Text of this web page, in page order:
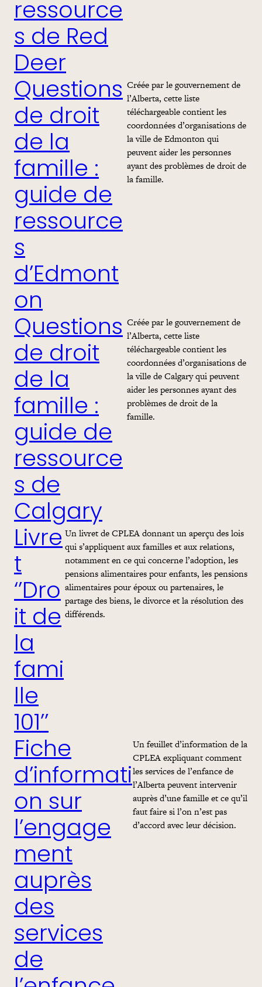
ressource
s de Red
Deer
Questions
de droit
de la
famille :
guide de
ressource
s
d’Edmont
on
Créée par le gouvernement de
l’Alberta, cette liste
téléchargeable contient les
coordonnées d’organisations de
la ville de Edmonton qui
peuvent aider les personnes
ayant des problèmes de droit de
la famille.
Questions
de droit
de la
famille :
guide de
ressource
s de
Calgary
Créée par le gouvernement de
l’Alberta, cette liste
téléchargeable contient les
coordonnées d’organisations de
la ville de Calgary qui peuvent
aider les personnes ayant des
problèmes de droit de la
famille.
Livre
t
‘’Dro
it de
la
fami
lle
101’’
Un livret de CPLEA donnant un aperçu des lois
qui s’appliquent aux familles et aux relations,
notamment en ce qui concerne l’adoption, les
pensions alimentaires pour enfants, les pensions
alimentaires pour époux ou partenaires, le
partage des biens, le divorce et la résolution des
différends.
Fiche
d’informati
on sur
l’engage
ment
auprès
des
services
de
Un feuillet d’information de la
CPLEA expliquant comment
les services de l’enfance de
l’Alberta peuvent intervenir
auprès d’une famille et ce qu’il
faut faire si l’on n’est pas
d’accord avec leur décision.